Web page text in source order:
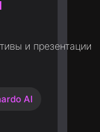
и презентации
AI